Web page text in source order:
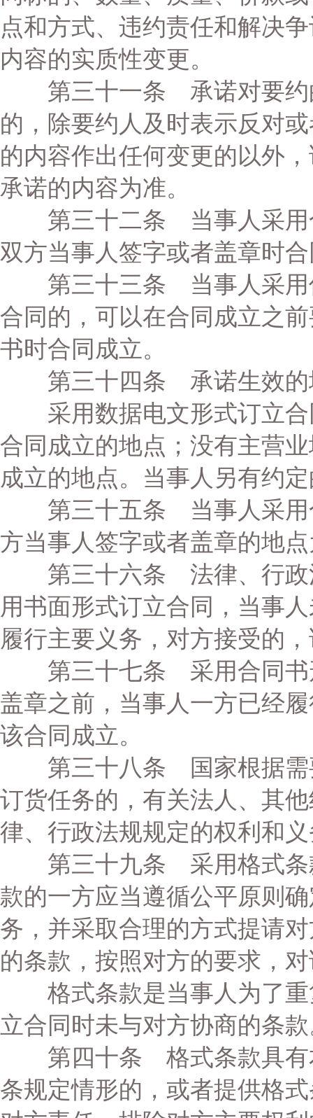
点和方式、违约责任和解决
内容的实质性变更。
第三十一条 承诺对要约
的，除要约人及时表示反对
的内容作出任何变更的以外
承诺的内容为准。
第三十二条 当事人采用
双方当事人签字或者盖章时
第三十三条 当事人采用
合同的，可以在合同成立之
书时合同成立。
第三十四条 承诺生效的
采用数据电文形式订立合
合同成立的地点；没有主营
成立的地点。当事人另有约
第三十五条 当事人采用
方当事人签字或者盖章的地
第三十六条 法律、行政
用书面形式订立合同，当事
履行主要义务，对方接受的
第三十七条 采用合同书
盖章之前，当事人一方已经
该合同成立。
第三十八条 国家根据需
订货任务的，有关法人、其
律、行政法规规定的权利和
第三十九条 采用格式条
款的一方应当遵循公平原则
务，并采取合理的方式提请
的条款，按照对方的要求，
格式条款是当事人为了重
立合同时未与对方协商的条
第四十条 格式条款具有
条规定情形的，或者提供格